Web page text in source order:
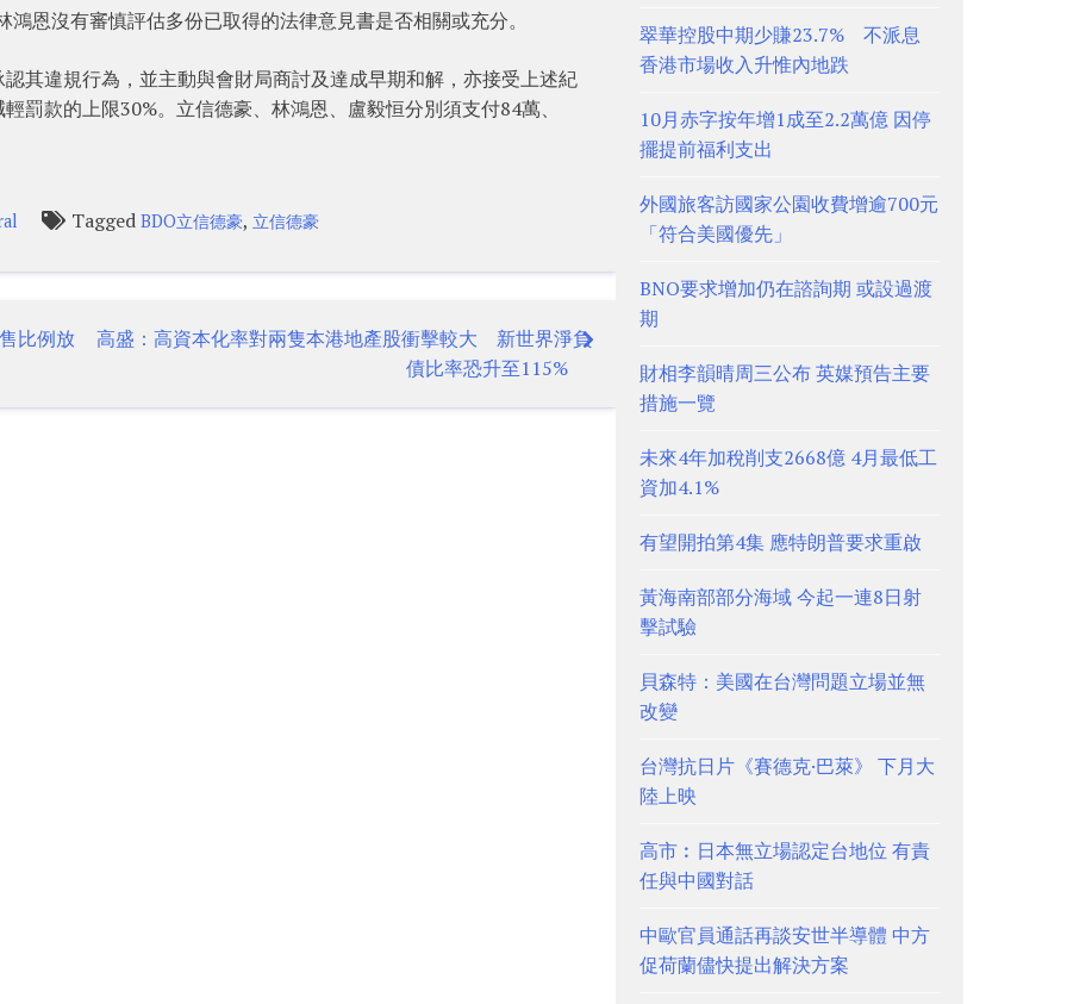
恩沒有審慎評估多份已取得的法律意見書是否相關或充分。
其違規行為，並主動與會財局商討及達成早期和解，亦接受上述紀
罰款的上限30%。立信德豪、林鴻恩、盧毅恒分別須支付84萬、
TaggedBDO立信德豪, 立信德豪
比例放
高盛：高資本化率對兩隻本港地產股衝擊較大 新世界淨負
債比率恐升至115%
翠華控股中期少賺23.7% 不派息
香港市場收入升惟內地跌
10月赤字按年增1成至2.2萬億 因停
擺提前福利支出
外國旅客訪國家公園收費增逾700元
「符合美國優先」
BNO要求增加仍在諮詢期 或設過渡
期
財相李韻晴周三公布 英媒預告主要
措施一覽
未來4年加稅削支2668億 4月最低工
資加4.1%
有望開拍第4集 應特朗普要求重啟
黃海南部部分海域 今起一連8日射
擊試驗
貝森特：美國在台灣問題立場並無
改變
台灣抗日片《賽德克·巴萊》 下月大
陸上映
高市︰日本無立場認定台地位 有責
任與中國對話
中歐官員通話再談安世半導體 中方
促荷蘭儘快提出解決方案